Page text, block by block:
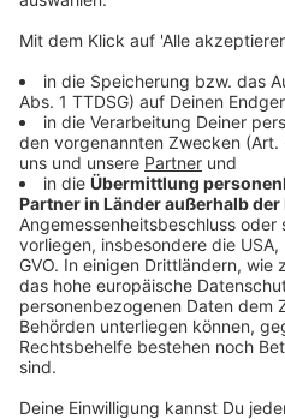
der Baufirmen hatten die
verlassen.
Die Werksfeuerwehr ist
Großaufgebot im Einsatz –
Einsatzstelle abzusichern
finden. Dafür kommen jetzt
Drohnen zum Einsatz.
Für die Bevölkerung wurde
die unter folgender
0214-2605 99333.